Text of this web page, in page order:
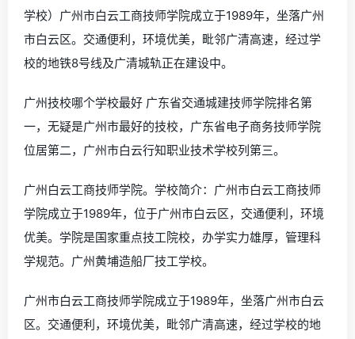
学校）广州市白云工商技师学院成立于1989年，坐落广州
市白云区。交通便利，环境优美，毗邻广清高速，经过学
校的地铁8号线及广清城轨正在建设中。
广州技校哪个学校最好 广东省交通城建技师学院排名第
一，无疑是广州市最好的技校，广东省电子商务技师学院
位居第二，广州市白云行知职业技术学校列第三。
广州白云工商技师学院。学校简介：广州市白云工商技师
学院成立于1989年，位于广州市白云区，交通便利，环境
优美。学院是国家重点技工院校，办学实力雄厚，管理科
学规范。广州黄埔造船厂技工学校。
广州市白云工商技师学院成立于1989年，坐落广州市白云
区。交通便利，环境优美，毗邻广清高速，经过学校的地